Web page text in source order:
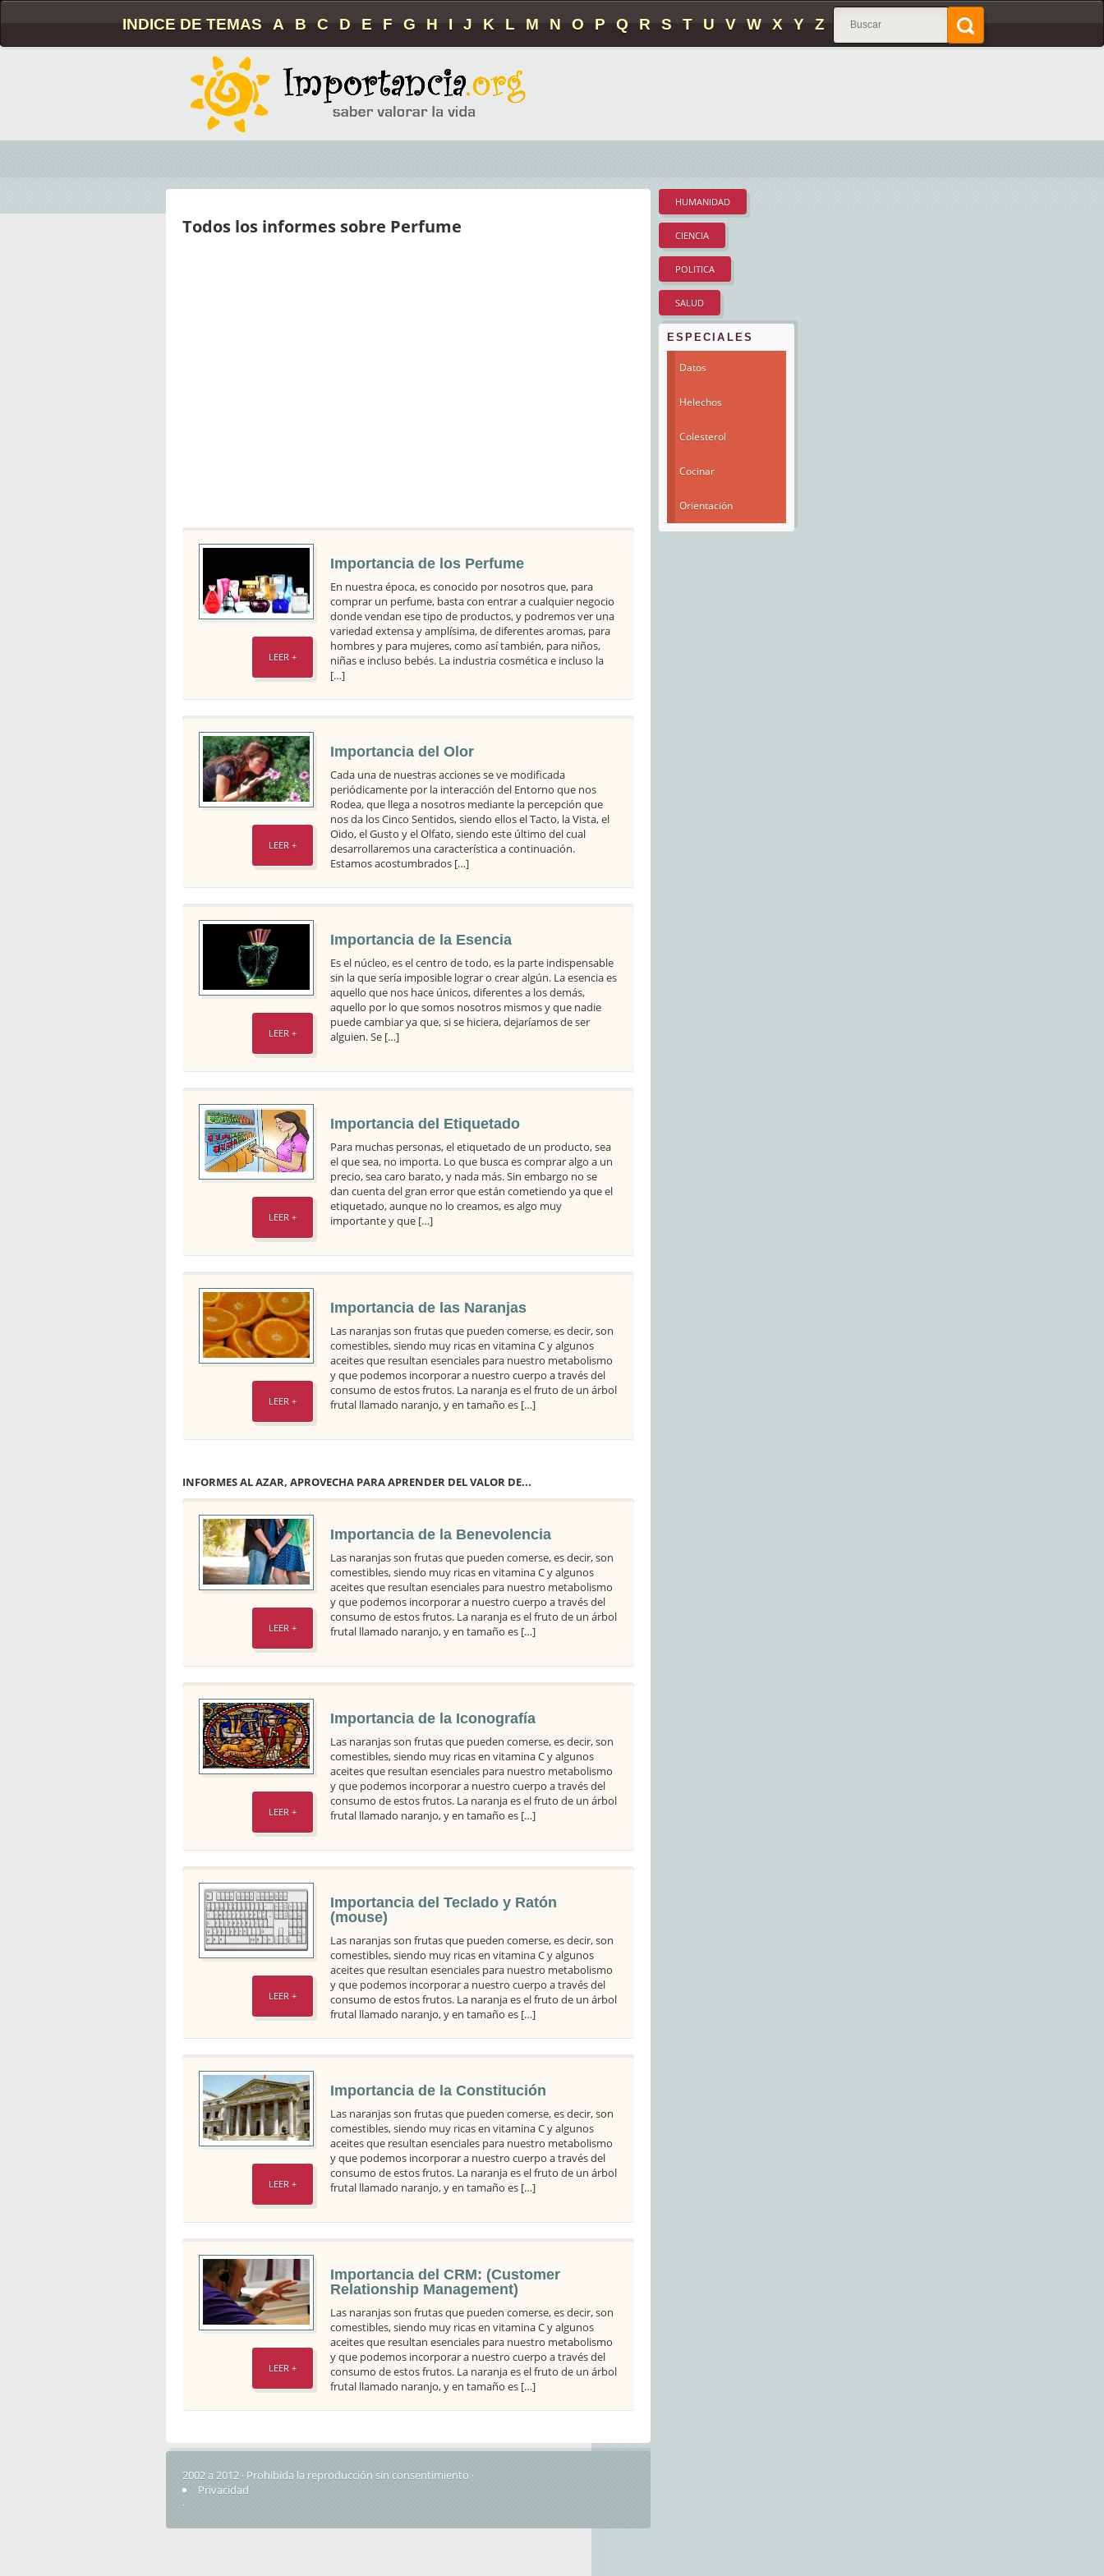
Todos los informes sobre Perfume
LEER +
Importancia de los Perfume
En nuestra época, es conocido por nosotros que, para
comprar un perfume, basta con entrar a cualquier negocio
donde vendan ese tipo de productos, y podremos ver una
variedad extensa y amplísima, de diferentes aromas, para
hombres y para mujeres, como así también, para niños,
niñas e incluso bebés. La industria cosmética e incluso la
[…]
LEER +
Importancia del Olor
Cada una de nuestras acciones se ve modificada
periódicamente por la interacción del Entorno que nos
Rodea, que llega a nosotros mediante la percepción que
nos da los Cinco Sentidos, siendo ellos el Tacto, la Vista, el
Oido, el Gusto y el Olfato, siendo este último del cual
desarrollaremos una característica a continuación.
Estamos acostumbrados […]
LEER +
Importancia de la Esencia
Es el núcleo, es el centro de todo, es la parte indispensable
sin la que sería imposible lograr o crear algún. La esencia es
aquello que nos hace únicos, diferentes a los demás,
aquello por lo que somos nosotros mismos y que nadie
puede cambiar ya que, si se hiciera, dejaríamos de ser
alguien. Se […]
LEER +
Importancia del Etiquetado
Para muchas personas, el etiquetado de un producto, sea
el que sea, no importa. Lo que busca es comprar algo a un
precio, sea caro barato, y nada más. Sin embargo no se
dan cuenta del gran error que están cometiendo ya que el
etiquetado, aunque no lo creamos, es algo muy
importante y que […]
LEER +
Importancia de las Naranjas
Las naranjas son frutas que pueden comerse, es decir, son
comestibles, siendo muy ricas en vitamina C y algunos
aceites que resultan esenciales para nuestro metabolismo
y que podemos incorporar a nuestro cuerpo a través del
consumo de estos frutos. La naranja es el fruto de un árbol
frutal llamado naranjo, y en tamaño es […]
INFORMES AL AZAR, APROVECHA PARA APRENDER DEL VALOR DE...
LEER +
Importancia de la Benevolencia
Las naranjas son frutas que pueden comerse, es decir, son
comestibles, siendo muy ricas en vitamina C y algunos
aceites que resultan esenciales para nuestro metabolismo
y que podemos incorporar a nuestro cuerpo a través del
consumo de estos frutos. La naranja es el fruto de un árbol
frutal llamado naranjo, y en tamaño es […]
LEER +
Importancia de la Iconografía
Las naranjas son frutas que pueden comerse, es decir, son
comestibles, siendo muy ricas en vitamina C y algunos
aceites que resultan esenciales para nuestro metabolismo
y que podemos incorporar a nuestro cuerpo a través del
consumo de estos frutos. La naranja es el fruto de un árbol
frutal llamado naranjo, y en tamaño es […]
LEER +
Importancia del Teclado y Ratón
(mouse)
Las naranjas son frutas que pueden comerse, es decir, son
comestibles, siendo muy ricas en vitamina C y algunos
aceites que resultan esenciales para nuestro metabolismo
y que podemos incorporar a nuestro cuerpo a través del
consumo de estos frutos. La naranja es el fruto de un árbol
frutal llamado naranjo, y en tamaño es […]
LEER +
Importancia de la Constitución
Las naranjas son frutas que pueden comerse, es decir, son
comestibles, siendo muy ricas en vitamina C y algunos
aceites que resultan esenciales para nuestro metabolismo
y que podemos incorporar a nuestro cuerpo a través del
consumo de estos frutos. La naranja es el fruto de un árbol
frutal llamado naranjo, y en tamaño es […]
LEER +
Importancia del CRM: (Customer
Relationship Management)
Las naranjas son frutas que pueden comerse, es decir, son
comestibles, siendo muy ricas en vitamina C y algunos
aceites que resultan esenciales para nuestro metabolismo
y que podemos incorporar a nuestro cuerpo a través del
consumo de estos frutos. La naranja es el fruto de un árbol
frutal llamado naranjo, y en tamaño es […]
2002 a 2012 · Prohibida la reproducción sin consentimiento ·
Privacidad
·
HUMANIDAD
CIENCIA
POLITICA
SALUD
ESPECIALES
Datos
Helechos
Colesterol
Cocinar
Orientación
INDICE DE TEMAS A B C D E F G H I J K L M N O P Q R S T U V W X Y Z